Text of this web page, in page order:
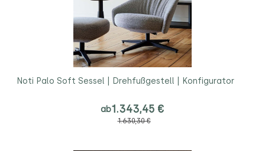
Noti Palo Soft Sessel | Drehfußgestell | Konfigurator
ab1.343,45 €
1.630,30 €